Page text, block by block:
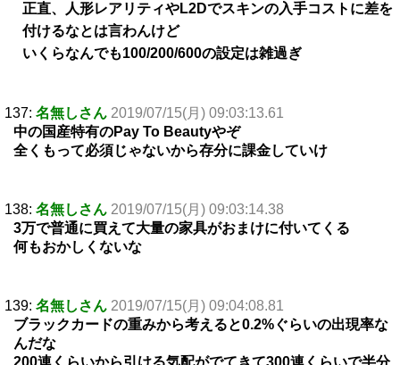
正直、人形レアリティやL2Dでスキンの入手コストに差を
付けるなとは言わんけど
いくらなんでも100/200/600の設定は雑過ぎ
137: 名無しさん 2019/07/15(月) 09:03:13.61
中の国産特有のPay To Beautyやぞ
全くもって必須じゃないから存分に課金していけ
138: 名無しさん 2019/07/15(月) 09:03:14.38
3万で普通に買えて大量の家具がおまけに付いてくる
何もおかしくないな
139: 名無しさん 2019/07/15(月) 09:04:08.81
ブラックカードの重みから考えると0.2%ぐらいの出現率な
んだな
200連くらいから引ける気配がでてきて300連くらいで半分